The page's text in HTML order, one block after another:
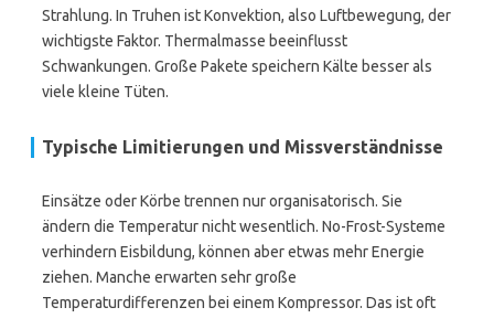
Strahlung. In Truhen ist Konvektion, also Luftbewegung, der
wichtigste Faktor. Thermalmasse beeinflusst
Schwankungen. Große Pakete speichern Kälte besser als
viele kleine Tüten.
Typische Limitierungen und Missverständnisse
Einsätze oder Körbe trennen nur organisatorisch. Sie
ändern die Temperatur nicht wesentlich. No-Frost-Systeme
verhindern Eisbildung, können aber etwas mehr Energie
ziehen. Manche erwarten sehr große
Temperaturdifferenzen bei einem Kompressor. Das ist oft